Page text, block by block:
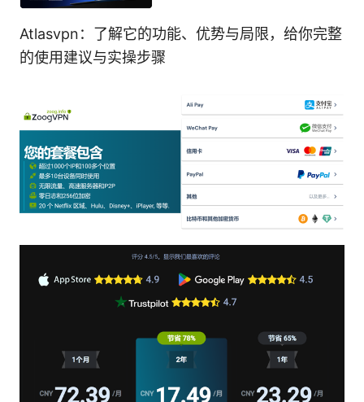
Atlasvpn：了解它的功能、优势与局限，给你完整
的使用建议与实操步骤